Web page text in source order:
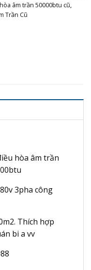
âm trần 50000btu cũ,
Trần Cũ
hòa âm trần
3pha công
Thích hợp
bi a vv